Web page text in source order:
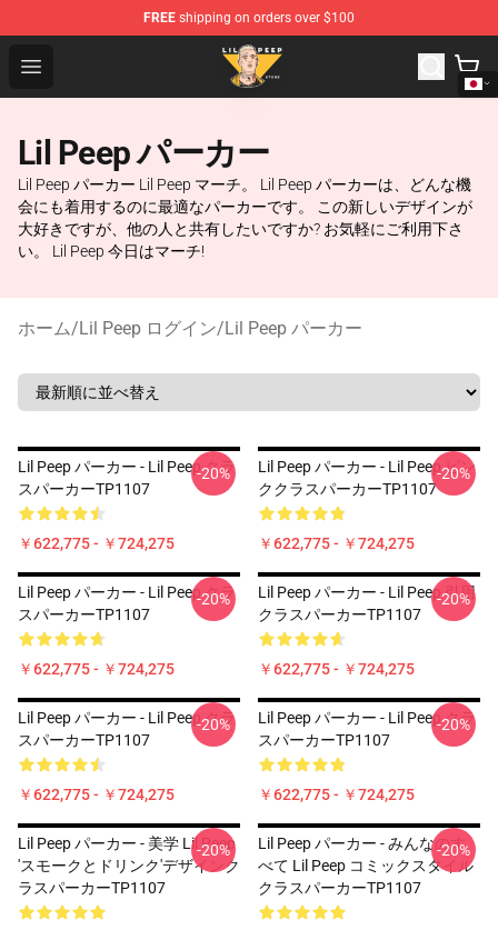
FREE shipping on orders over $100
Open menu
Lil Peep Store - Official Lil Peep Merchandise Shop
Lil Peep パーカー
Lil Peep パーカー Lil Peep マーチ。 Lil Peep パーカーは、どんな機
会にも着用するのに最適なパーカーです。 この新しいデザインが
大好きですが、他の人と共有したいですか? お気軽にご利用下さ
い。 Lil Peep 今日はマーチ!
ホーム/Lil Peep ログイン/Lil Peep パーカー
Lil Peep パーカー - Lil Peep クラ
スパーカーTP1107
￥622,775 - ￥724,275
-20%
Lil Peep パーカー - Lil Peep ピン
ククラスパーカーTP1107
￥622,775 - ￥724,275
-20%
Lil Peep パーカー - Lil Peep クラ
スパーカーTP1107
￥622,775 - ￥724,275
-20%
Lil Peep パーカー - Lil Peep 引用
クラスパーカーTP1107
￥622,775 - ￥724,275
-20%
Lil Peep パーカー - Lil Peep クラ
スパーカーTP1107
￥622,775 - ￥724,275
-20%
Lil Peep パーカー - Lil Peep クラ
スパーカーTP1107
￥622,775 - ￥724,275
-20%
Lil Peep パーカー - 美学 Lil Peep
'スモークとドリンク'デザインク
ラスパーカーTP1107
-20%
Lil Peep パーカー - みんなのす
べて Lil Peep コミックスタイル
クラスパーカーTP1107
-20%